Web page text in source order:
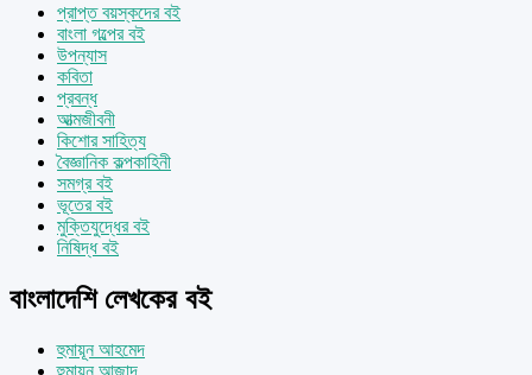
প্রাপ্ত বয়স্কদের বই
বাংলা গল্পের বই
উপন্যাস
কবিতা
প্রবন্ধ
আত্মজীবনী
কিশোর সাহিত্য
বৈজ্ঞানিক কল্পকাহিনী
সমগ্র বই
ভূতের বই
মুক্তিযুদ্ধের বই
নিষিদ্ধ বই
বাংলাদেশি লেখকের বই
হুমায়ূন আহমেদ
হুমায়ুন আজাদ